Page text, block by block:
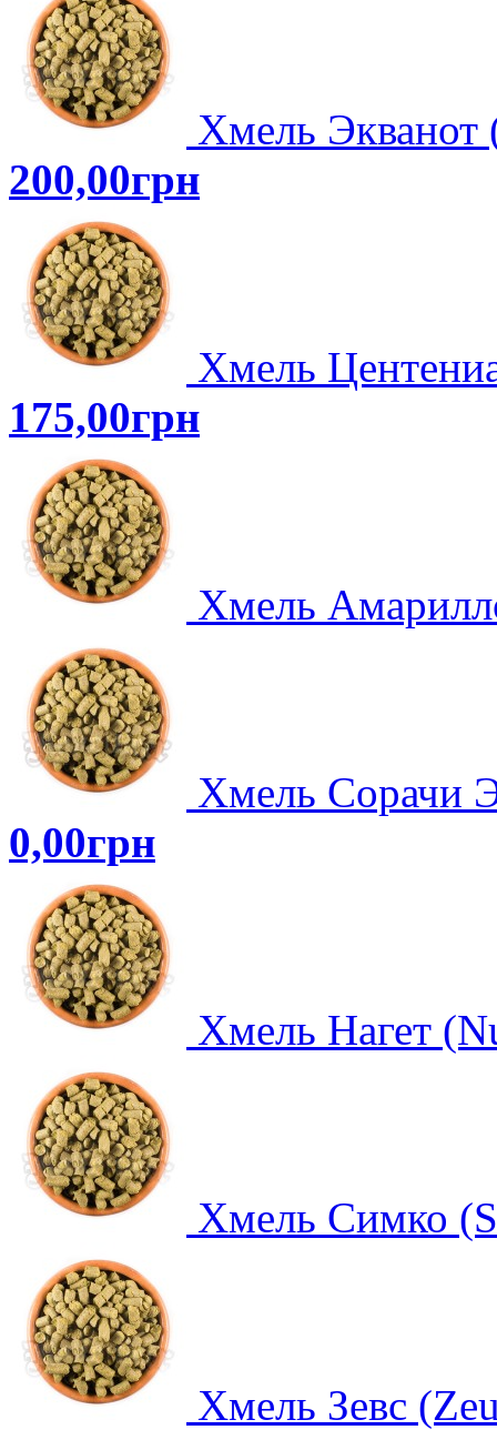
Хмель Экванот
200,00грн
Хмель
175,00грн
Хмель
Хмель Сорачи
0,00грн
Хмель Нагет
Хмель Симко
Хмель Зевс